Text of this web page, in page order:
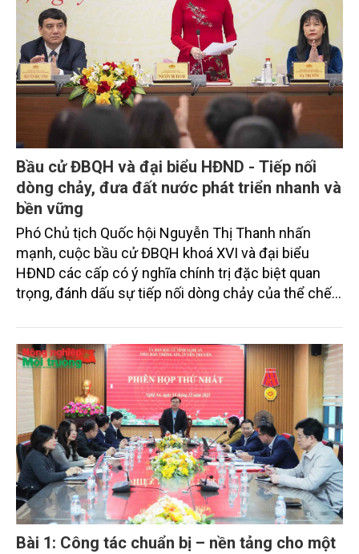
Bầu cử ĐBQH và đại biểu HĐND - Tiếp nối
dòng chảy, đưa đất nước phát triển nhanh và
bền vững
Phó Chủ tịch Quốc hội Nguyễn Thị Thanh nhấn
mạnh, cuộc bầu cử ĐBQH khoá XVI và đại biểu
HĐND các cấp có ý nghĩa chính trị đặc biệt quan
trọng, đánh dấu sự tiếp nối dòng chảy của thể chế
nhiệm của người làm chủ, góp phần củng cố khối
đại đoàn kết toàn dân tộc, chung sức đồng lòng
quyết tâm đưa đất nước phát triển nhanh và bền
vững trong kỷ nguyên vươn mình của dân tộc.
Bài 1: Công tác chuẩn bị – nền tảng cho một